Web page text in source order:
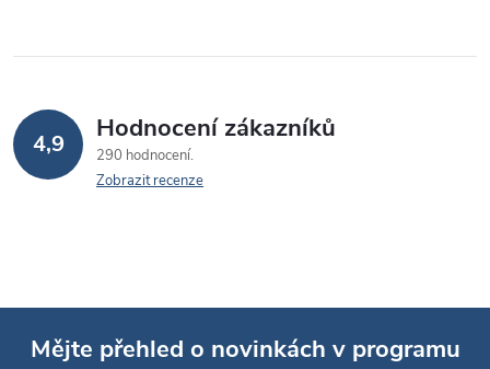
4,9 Hodnocení zákazníků
290 hodnocení
Zobrazit recenze
Mějte přehled o novinkách v programu